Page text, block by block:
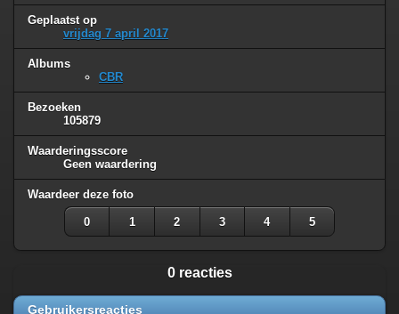
Geplaatst op
vrijdag 7 april 2017
Albums
CBR
Bezoeken
105879
Waarderingsscore
Geen waardering
Waardeer deze foto
0 1 2 3 4 5
0 reacties
Gebruikersreacties